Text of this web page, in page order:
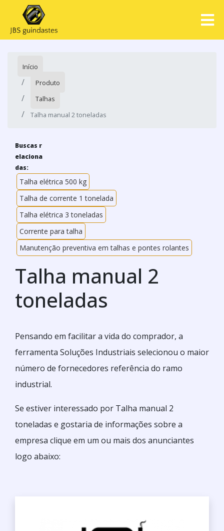
Início
Produto
Talhas
Talha manual 2 toneladas
Buscas r
elaciona
das:
Talha elétrica 500 kg
Talha de corrente 1 tonelada
Talha elétrica 3 toneladas
Corrente para talha
Manutenção preventiva em talhas e pontes rolantes
Talha manual 2
toneladas
Pensando em facilitar a vida do comprador, a
ferramenta Soluções Industriais selecionou o maior
número de fornecedores referência do ramo
industrial.
Se estiver interessado por Talha manual 2
toneladas e gostaria de informações sobre a
empresa clique em um ou mais dos anunciantes
logo abaixo: